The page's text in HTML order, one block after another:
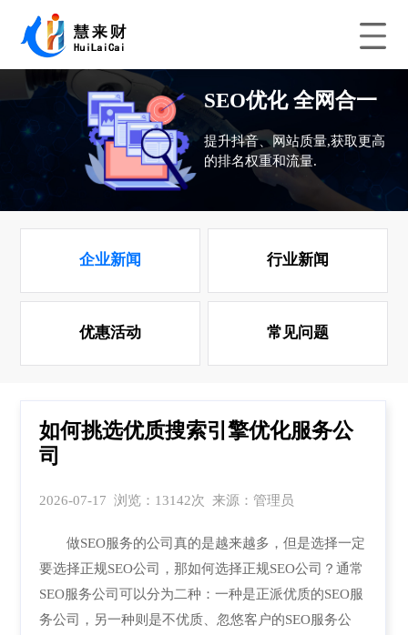
SEO优化 全网合一
提升抖音、网站质量,获取更高
的排名权重和流量.
企业新闻 行业新闻
优惠活动 常见问题
如何挑选优质搜索引擎优化服务公
司
2026-07-17 浏览：13142次 来源：管理员
做SEO服务的公司真的是越来越多，但是选择一定
要选择正规SEO公司，那如何选择正规SEO公司？通常
SEO服务公司可以分为二种：一种是正派优质的SEO服
务公司，另一种则是不优质、忽悠客户的SEO服务公